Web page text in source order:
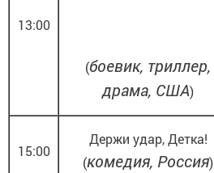
13:00
(боевик, триллер,
драма, США)
15:00
Держи удар, Детка!
(комедия, Россия)